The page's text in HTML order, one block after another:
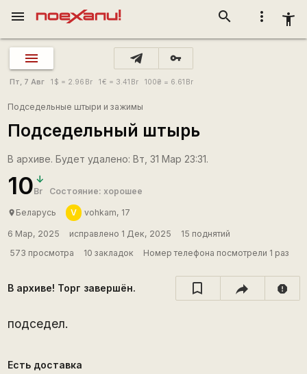
more_vert accessibility_new
search
menu
vpn_key
Пт, 7 Авг 1 $ = 2.96 Br 1€ = 3.41 Br 100₴ = 6.61 Br
Подседельные штыри и зажимы
Подседельный штырь
В архиве. Будет удалено: Вт, 31 Мар 23:31.
10Br Состояние: хорошее
place Беларусь V vohkam, 17
6 Мар, 2025 исправлено 1 Дек, 2025
15 поднятий
573 просмотра
10 закладок Номер телефона посмотрели 1 раз
В архиве! Торг завершён. report
подседел.
Есть доставка